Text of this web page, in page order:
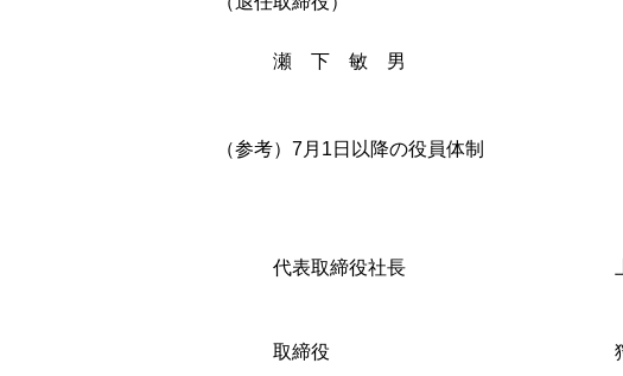
瀬 下 敏 男
（参考）7月1日以降の役員体制
代表取締役社長 上
取締役 狩 野